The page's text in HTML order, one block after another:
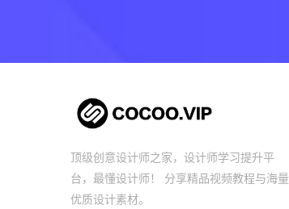
顶级创意设计师之家，设计师学习提升平
台，最懂设计师！ 分享精品视频教程与海量
优质设计素材。